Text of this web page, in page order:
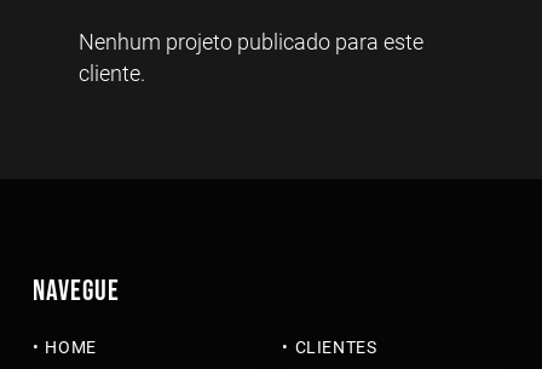
Nenhum projeto publicado para este
cliente.
NAVEGUE
HOME CLIENTES